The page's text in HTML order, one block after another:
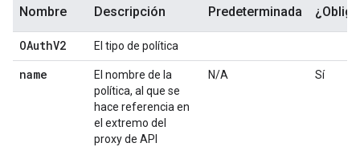
Nombre Descripción Predeterminada
OAuthV2 El tipo de política
name
El nombre de la
política, al que se
hace referencia en
el extremo del
proxy de API
N/A Sí